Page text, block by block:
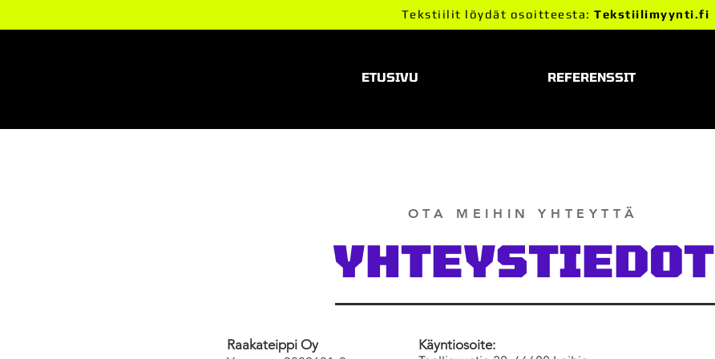
ETUSIVU REFERENSSIT
Tekstiilit löydät osoitteesta:Tekstiilimyynti.fi
OTA MEIHIN YHTEYTTÄ
YHTEYSTIEDOT
Raakateippi Oy
Käyntiosoite: